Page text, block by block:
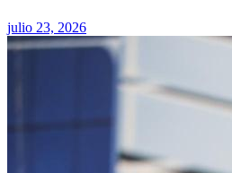
julio 23, 2026